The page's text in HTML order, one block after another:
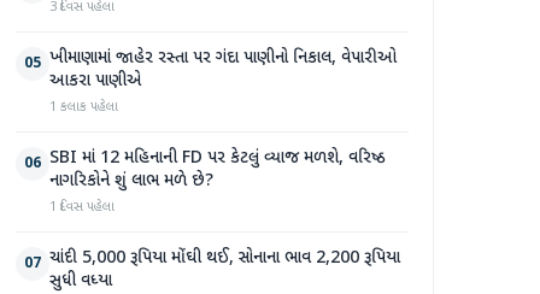
3 દિવસ પહેલા
05 ખીમાણામાં જાહેર રસ્તા પર ગંદા પાણીનો નિકાલ, વેપારીઓ
આકરા પાણીએ
1 કલાક પહેલા
06 SBI માં 12 મહિનાની FD પર કેટલું વ્યાજ મળશે, વરિષ્ઠ
નાગરિકોને શું લાભ મળે છે?
1 દિવસ પહેલા
07 ચાંદી 5,000 રૂપિયા મોંઘી થઈ, સોનાના ભાવ 2,200 રૂપિયા
સુધી વધ્યા